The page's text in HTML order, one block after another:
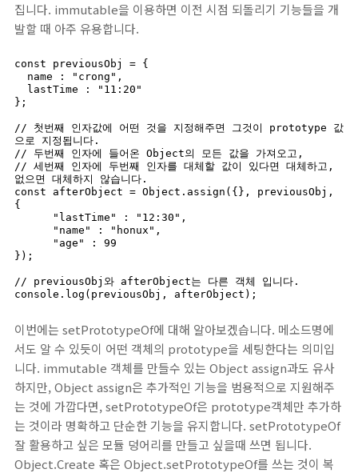
집니다. immutable을 이용하면 이전 시점 되돌리기 기능들을 개
발할 때 아주 유용합니다.
const previousObj = {
};
// 첫번째 인자값에 어떤 것을 지정해주면 그것이 prototype 값
으로 지정됩니다.
// 두번째 인자에 들어온 Object의 모든 값을 가져오고,
// 세번째 인자에 두번째 인자를 대체할 값이 있다면 대체하고,
없으면 대체하지 않습니다.
const afterObject = Object.assign({}, previousObj,
{
});
// previousObj와 afterObject는 다른 객체 입니다.
이번에는 setPrototypeOf에 대해 알아보겠습니다. 메소드명에
서도 알 수 있듯이 어떤 객체의 prototype을 세팅한다는 의미입
니다. immutable 객체를 만들수 있는 Object assign과도 유사
하지만, Object assign은 추가적인 기능을 범용적으로 지원해주
는 것에 가깝다면, setPrototypeOf은 prototype객체만 추가하
는 것이라 명확하고 단순한 기능을 유지합니다. setPrototypeOf
잘 활용하고 싶은 모듈 덩어리를 만들고 싶을때 쓰면 됩니다.
Object.Create 혹은 Object.setPrototypeOf를 쓰는 것이 복